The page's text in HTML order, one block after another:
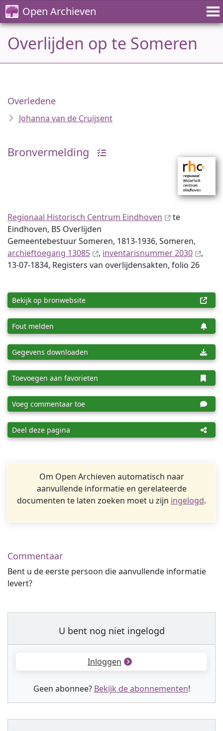
Open Archieven
Overlijden op te Someren
Overledene
Johanna van de Cruijsent
Bronvermelding
Regionaal Historisch Centrum Eindhoven
te
Eindhoven, BS Overlijden
Gemeentebestuur Someren, 1813-1936, Someren,
archieftoegang 13085
, inventaris­num­mer 2030
,
13-07-1834, Registers van overlijdensakten, folio 26
Bekijk op bronwebsite
Fout melden
Gegevens downloaden
Toevoegen aan favorieten
Voeg commentaar toe
Deel deze pagina
Om Open Archieven automatisch naar
aanvullende informatie en gerelateerde
documenten te laten zoeken moet u zijn ingelogd.
Commentaar
Bent u de eerste persoon die aanvullende informatie
levert?
U bent nog niet ingelogd
Inloggen
Geen abonnee? Bekijk de abonnementen!